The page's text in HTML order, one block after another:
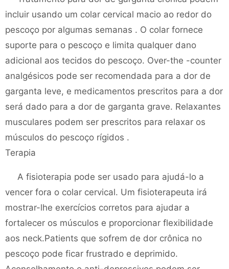
incluir usando um colar cervical macio ao redor do
pescoço por algumas semanas . O colar fornece
suporte para o pescoço e limita qualquer dano
adicional aos tecidos do pescoço. Over-the -counter
analgésicos pode ser recomendada para a dor de
garganta leve, e medicamentos prescritos para a dor
será dado para a dor de garganta grave. Relaxantes
musculares podem ser prescritos para relaxar os
músculos do pescoço rígidos .
Terapia
A fisioterapia pode ser usado para ajudá-lo a
vencer fora o colar cervical. Um fisioterapeuta irá
mostrar-lhe exercícios corretos para ajudar a
fortalecer os músculos e proporcionar flexibilidade
aos neck.Patients que sofrem de dor crônica no
pescoço pode ficar frustrado e deprimido.